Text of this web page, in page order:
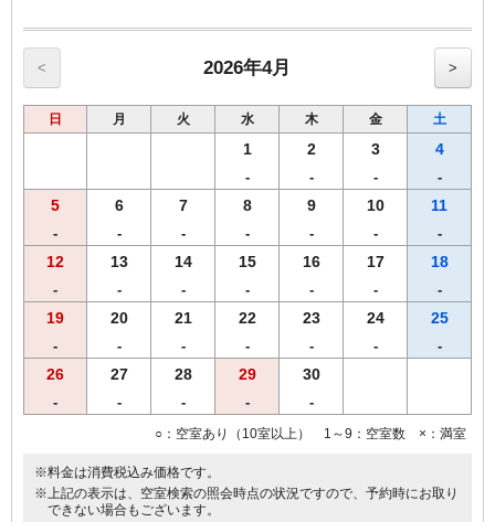
◆加湿機能付空気清浄機完備
◆枕元にＵＳＢコンセント完備
< 2026年4月 >
日 月 火 水 木 金 土
1
-
2
-
3
-
4
-
5
-
6
-
7
-
8
-
9
-
10
-
11
-
12
-
13
-
14
-
15
-
16
-
17
-
18
-
19
-
20
-
21
-
22
-
23
-
24
-
25
-
26
-
27
-
28
-
29
-
30
-
○：空室あり（10室以上） 1～9：空室数 ×：満室
※料金は消費税込み価格です。
※上記の表示は、空室検索の照会時点の状況ですので、予約時にお取り
できない場合もございます。